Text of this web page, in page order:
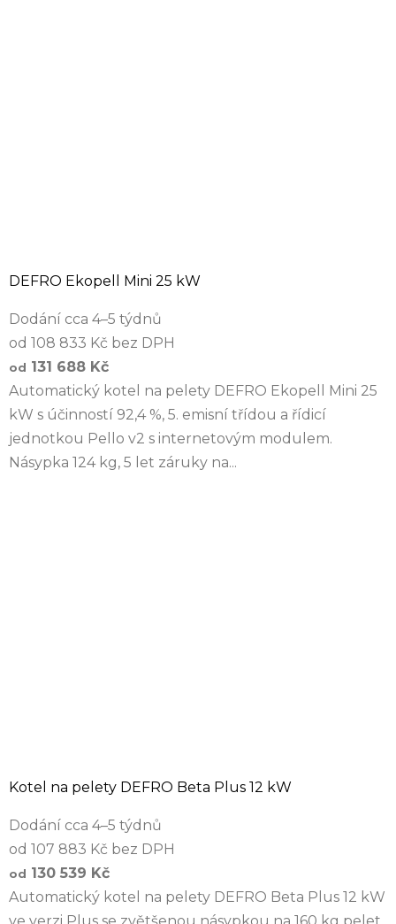
DEFRO Ekopell Mini 25 kW
Dodání cca 4–5 týdnů
od 108 833 Kč bez DPH
od 131 688 Kč
Automatický kotel na pelety DEFRO Ekopell Mini 25
kW s účinností 92,4 %, 5. emisní třídou a řídicí
jednotkou Pello v2 s internetovým modulem.
Násypka 124 kg, 5 let záruky na...
Kotel na pelety DEFRO Beta Plus 12 kW
Dodání cca 4–5 týdnů
od 107 883 Kč bez DPH
od 130 539 Kč
Automatický kotel na pelety DEFRO Beta Plus 12 kW